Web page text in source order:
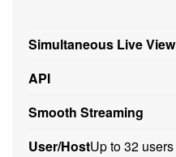
Simultaneous Live View
API
Smooth Streaming
User/HostUp to 32 users